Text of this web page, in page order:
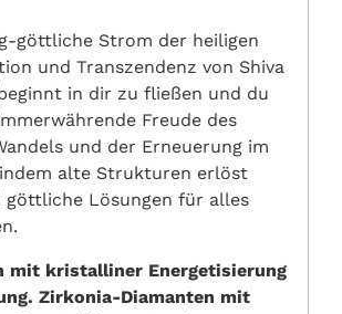
göttliche Strom der heiligen
und Transzendenz von Shiva
in dir zu fließen und du
Freude des
und der Erneuerung im
alte Strukturen erlöst
göttliche Lösungen für alles
mit kristalliner Energetisierung
Zirkonia-Diamanten mit